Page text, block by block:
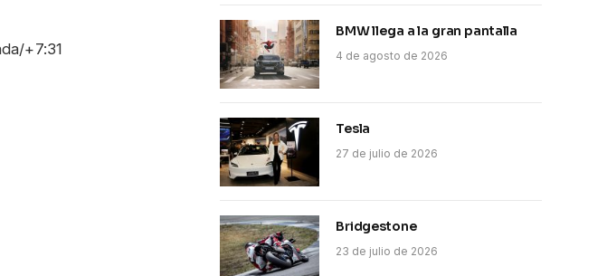
+7:31
BMW llega a la gran pantalla
4 de agosto de 2026
Tesla
27 de julio de 2026
Bridgestone
23 de julio de 2026